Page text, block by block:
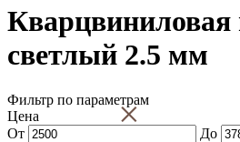
Кварцвиниловая
светлый 2.5 мм
Фильтр по параметрам
×
Цена
От
До